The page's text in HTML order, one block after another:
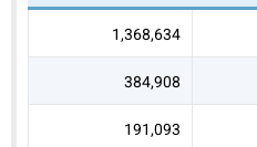
1,368,634
384,908
191,093